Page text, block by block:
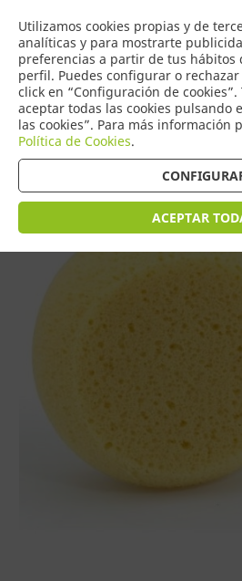
Utilizamos cookies propias y de
analíticas y para mostrarte
preferencias a partir de tus hábitos
perfil. Puedes configurar o
click en “Configuración de
aceptar todas las cookies pulsando
las cookies”. Para más información
Política de Cookies.
ACEPTAR
COMERCIO
DE TORRIJOS
Tienda > Cuidados del Bebé